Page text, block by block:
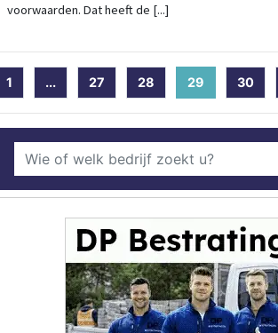
voorwaarden. Dat heeft de [...]
1 ... 27 28 29 (current)
30